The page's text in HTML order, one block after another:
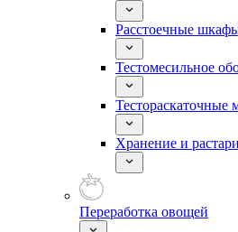
Расстоечные
Тестомесильное
Хранение и
Переработка овощей